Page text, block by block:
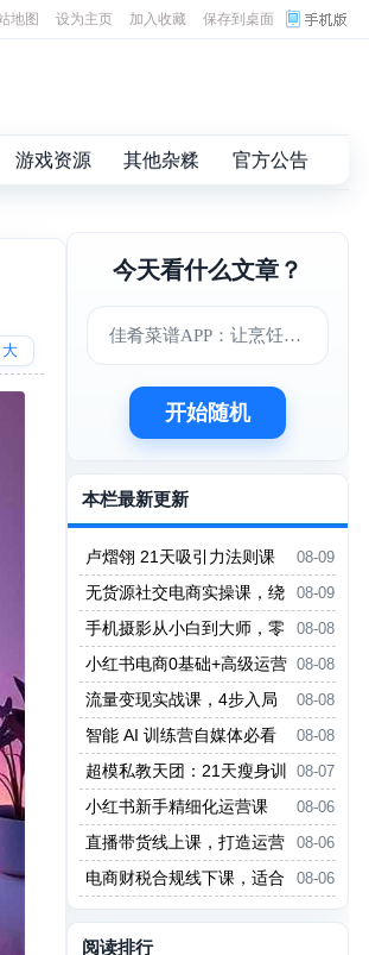
地图 设为主页 加入收藏 保存到桌面
游戏资源 其他杂糅 官方公告
大
今天看什么文章？
佳肴菜谱APP：让烹饪变得更简单美味
开始随机
本栏最新更新
08-09
卢熠翎 21天吸引力法则课
程
08-09
无货源社交电商实操课，绕
开传统互联网电商模式，撒豆成
兵，实现跨平台交易
08-08
手机摄影从小白到大师，零
基础带你学习手机摄影，拍出朋友
圈点赞大片
08-08
小红书电商0基础+高级运营
课，新人小白必学方法，实操教学
+案例分析
08-08
流量变现实战课，4步入局
系统教学，实现时间价值10倍提
升
08-08
智能 AI 训练营自媒体必看
课程
08-07
超模私教天团：21天瘦身训
练营（完结）
08-06
小红书新手精细化运营课
程，每天抽空操作三小时，零基础
小白轻松上手
08-06
直播带货线上课，打造运营
型主播，起号、话术、运营，直播
带货全方案系统化学习
08-06
电商财税合规线下课，适合
老板+财务，教你规避涉税风险，
实现低成本合规经营
阅读排行